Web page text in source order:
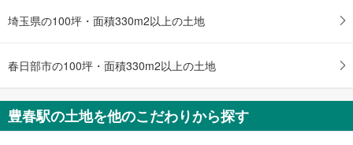
3LDK
土地面積 186.18m
埼玉県の100坪・面積330m2以上の土地
春日部市の100坪・面積330m2以上の土地
豊春駅の土地を他のこだわりから探す